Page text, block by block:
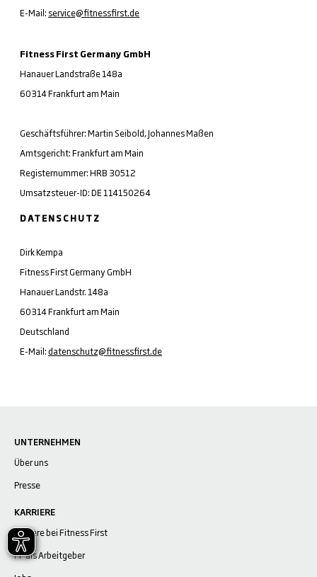
E-Mail: service@fitnessfirst.de
Fitness First Germany GmbH
Hanauer Landstraße 148a
60314 Frankfurt am Main
Geschäftsführer: Martin Seibold, Johannes Maßen
Amtsgericht: Frankfurt am Main
Registernummer: HRB 30512
Umsatzsteuer-ID: DE 114150264
DATENSCHUTZ
Dirk Kempa
Fitness First Germany GmbH
Hanauer Landstr. 148a
60314 Frankfurt am Main
Deutschland
E-Mail:datenschutz@fitnessfirst.de
UNTERNEHMEN
Über uns
Presse
KARRIERE
Karriere bei Fitness First
FF als Arbeitgeber